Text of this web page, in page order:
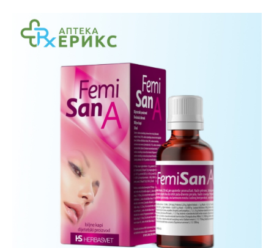
Интимно здравје
Лична хигиена
Медицински апрати
Нега на кожа